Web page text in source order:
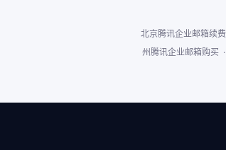
北京腾讯企业邮箱续费
州腾讯企业邮箱购买 ·